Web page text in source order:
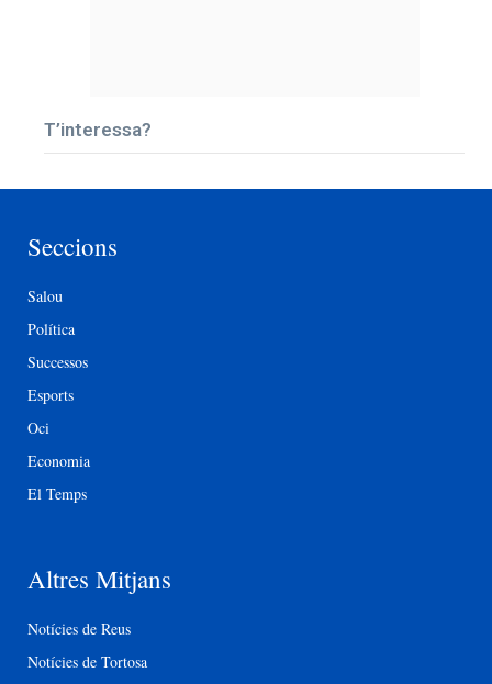
T’interessa?
Seccions
Salou
Política
Successos
Esports
Oci
Economia
El Temps
Altres Mitjans
Notícies de Reus
Notícies de Tortosa